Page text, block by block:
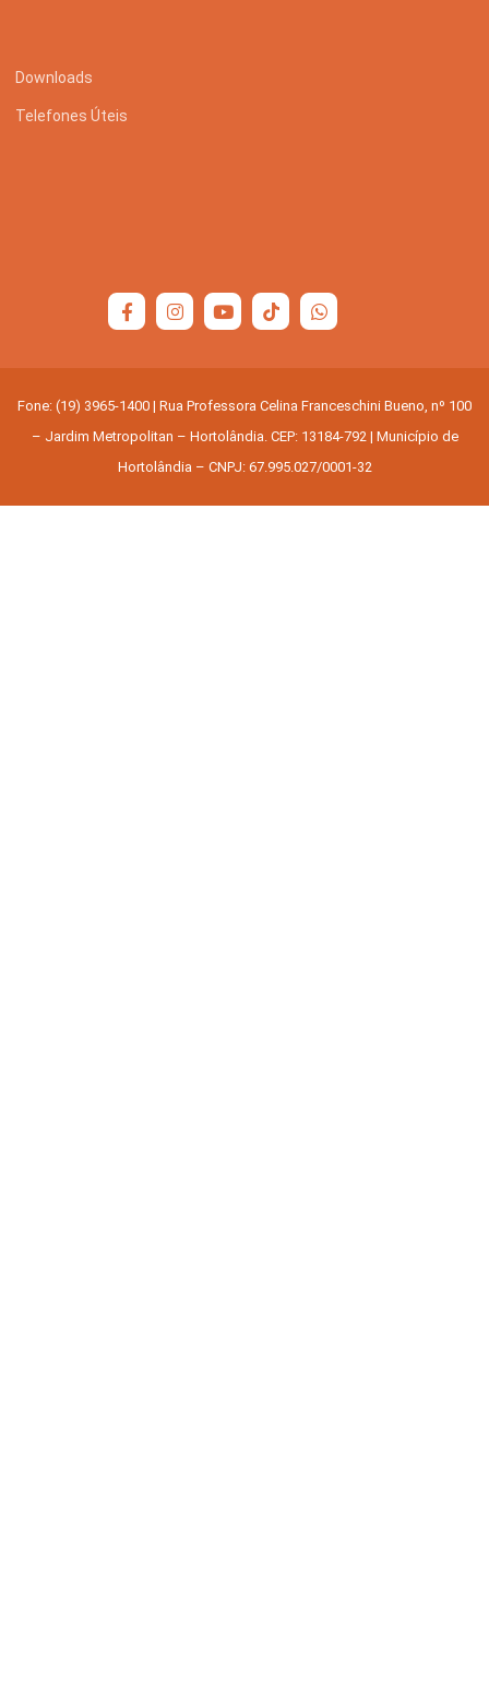
Downloads
Telefones Úteis
Fone: (19) 3965-1400 | Rua Professora Celina Franceschini Bueno, nº 100
– Jardim Metropolitan – Hortolândia. CEP: 13184-792 | Município de
Hortolândia – CNPJ: 67.995.027/0001-32